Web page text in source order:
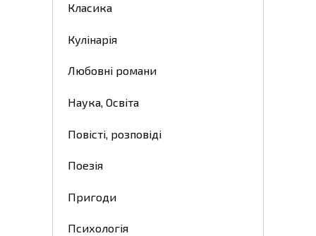
Класика
Кулінарія
Любовні романи
Наука, Освіта
Повісті, розповіді
Поезія
Пригоди
Психологія